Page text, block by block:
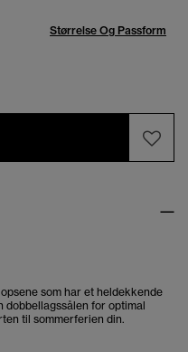
Størrelse Og Passform
som har et heldekkende
dobbellagssålen for optimal
til sommerferien din.